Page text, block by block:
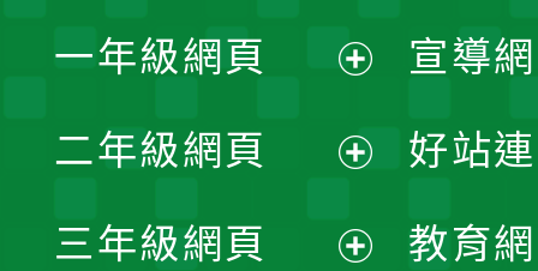
一年級網頁
開
選
二年級網頁
三年級網頁
宣導
好站
教育